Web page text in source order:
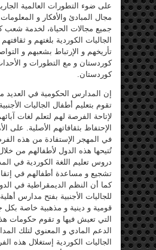
على ضوء التطورات العالمية
مجال المبادئ والأفكار و
جميع مجالات الحياة، لخدمة شعب
الجاليات الكوردية بلغتهم و
تأريخهم و الإرتباط بشعبهم و
كوردستان و مع التطورات و
كوردستان.
إن المدارس الحكومية في العديد
تقوم بتعليم أطفال الجاليات
لإتاحة الفرصة لهم لتعلم لغات
الإحتفاظ بثقافاتهم الأصلية. على
في المهجر الإستفادة من هذه
تُتيحها هذه الدول لأطفالهم من
دروس تعليم اللغة الكوردية في
تشجيع و مساعدة أطفالهم في
كما أن النظم الديمقراطية في
للجاليات الأجنبية بفتح مدارس
قومية و دينية و مذهبية خاصة بكل
التي تعيش فيها و تقوم حكومات
الدعم المادي و المعنوي لتلك
الجاليات الكوردية إستغلال هذه